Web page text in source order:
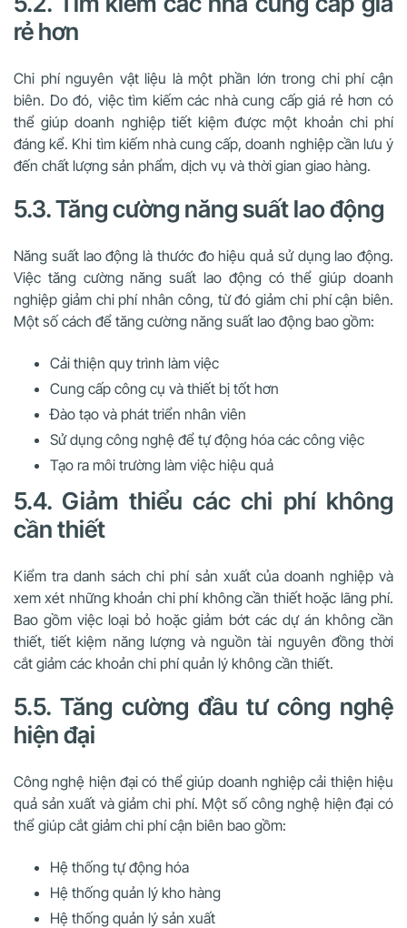
rẻ hơn
Chi phí nguyên vật liệu là một phần lớn trong chi phí cận
biên. Do đó, việc tìm kiếm các nhà cung cấp giá rẻ hơn có
thể giúp doanh nghiệp tiết kiệm được một khoản chi phí
đáng kể. Khi tìm kiếm nhà cung cấp, doanh nghiệp cần lưu ý
đến chất lượng sản phẩm, dịch vụ và thời gian giao hàng.
5.3. Tăng cường năng suất lao động
Năng suất lao động là thước đo hiệu quả sử dụng lao động.
Việc tăng cường năng suất lao động có thể giúp doanh
nghiệp giảm chi phí nhân công, từ đó giảm chi phí cận biên.
Một số cách để tăng cường năng suất lao động bao gồm:
Cải thiện quy trình làm việc
Cung cấp công cụ và thiết bị tốt hơn
Đào tạo và phát triển nhân viên
Sử dụng công nghệ để tự động hóa các công việc
Tạo ra môi trường làm việc hiệu quả
5.4. Giảm thiểu các chi phí không
cần thiết
Kiểm tra danh sách chi phí sản xuất của doanh nghiệp và
xem xét những khoản chi phí không cần thiết hoặc lãng phí.
Bao gồm việc loại bỏ hoặc giảm bớt các dự án không cần
thiết, tiết kiệm năng lượng và nguồn tài nguyên đồng thời
cắt giảm các khoản chi phí quản lý không cần thiết.
5.5. Tăng cường đầu tư công nghệ
hiện đại
Công nghệ hiện đại có thể giúp doanh nghiệp cải thiện hiệu
quả sản xuất và giảm chi phí. Một số công nghệ hiện đại có
thể giúp cắt giảm chi phí cận biên bao gồm:
Hệ thống tự động hóa
Hệ thống quản lý kho hàng
Hệ thống quản lý sản xuất